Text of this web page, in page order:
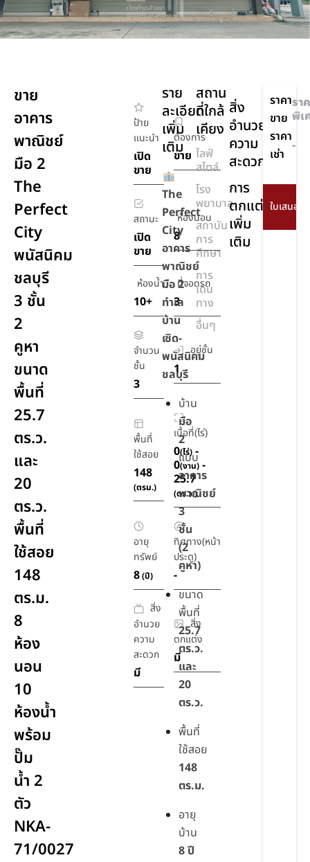
ขาย
อาคาร
พาณิชย์
มือ 2
The
Perfect
City
พนัสนิคม
ชลบุรี
3 ชั้น
2
คูหา
ขนาด
พื้นที่
25.7
ตร.ว.
และ
20
ตร.ว.
พื้นที่
ใช้สอย
148
ตร.ม.
8
ห้อง
นอน
10
ห้องน้ำ
พร้อม
ปั๊ม
น้ำ 2
ตัว
NKA-
71/0027
ป้าย
แนะนำ
เปิด
ขาย
ต้องการ
ขาย
สถานะ
เปิด
ขาย
ห้องนอน
8
ห้องน้ำ
10+
ที่จอดรถ
3
จำนวน
ชั้น
3
อยู่ชั้น
1
พื้นที่
ใช้สอย
148
(ตรม.)
เนื้อที่(ไร่)
0(ไร่)-
0(งาน) -
25.7
(ตร.ว.)
อายุ
ทรัพย์
8(ปี)
ทิศทาง(หน้า
ประตู)
-
สิ่ง
อำนวย
ความ
สะดวก
มี
สิ่ง
ตกแต่ง
มี
ราย
ละเอียด
เพิ่ม
เติม
The
Perfect
City
อาคาร
พาณิชย์
มือ 2
ทำเล
บ้าน
เซิด-
พนัสนิคม
ชลบุรี
บ้าน
มือ
2
แบบ
อาคาร
พาณิชย์
3
ชั้น
(2
คูหา)
ขนาด
พื้นที่
25.7
ตร.ว.
และ
20
ตร.ว.
พื้นที่
ใช้สอย
148
ตร.ม.
อายุ
บ้าน
8 ปี
สถาน
ที่ใกล้
เคียง
ไลฟ์
สไตล์
โรง
พยาบาล
สถาบัน
การ
ศึกษา
การ
เดิน
ทาง
อื่นๆ
สิ่ง
อำนวย
ความ
สะดวก
การ
ตกแต่ง
เพิ่ม
เติม
ราคา
ขาย
รา
พิเ
ราคา
เช่า
-